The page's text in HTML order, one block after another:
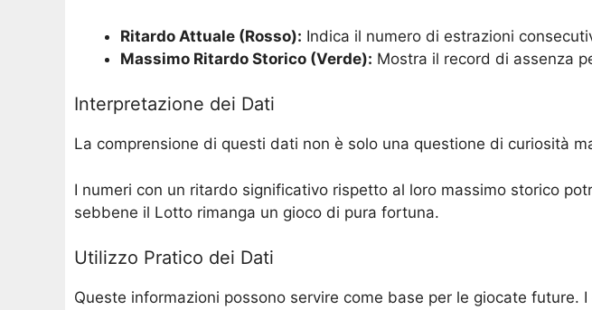
Ritardo Attuale (Rosso): Indica il numero di estrazioni
Massimo Ritardo Storico (Verde): Mostra il record di assenza
Interpretazione dei Dati
La comprensione di questi dati non è solo una questione di curiosità
I numeri con un ritardo significativo rispetto al loro massimo storico
sebbene il Lotto rimanga un gioco di pura fortuna.
Utilizzo Pratico dei Dati
Queste informazioni possono servire come base per le giocate